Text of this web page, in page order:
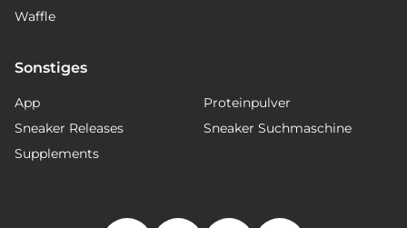
Waffle
Sonstiges
App
Proteinpulver
Sneaker Releases
Sneaker Suchmaschine
Supplements